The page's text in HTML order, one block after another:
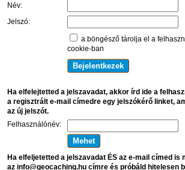
Név:
Jelszó:
a böngésző tárolja el a
cookie-ban
Ha elfelejtetted a jelszavadat, akkor írd ide a
a regisztrált e-mail címedre egy jelszókérő linket,
az új jelszót.
Felhasználónév:
Ha elfeljetetted a jelszavadat ÉS az e-mail címed is
az info@geocaching.hu címre és próbáld hitelesen